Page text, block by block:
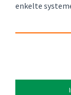
enkelte